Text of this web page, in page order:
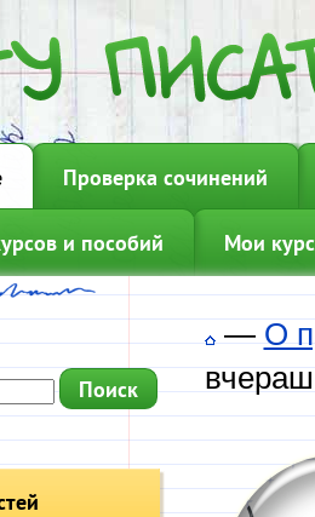
Проверка сочинений
и пособий Мои
—О